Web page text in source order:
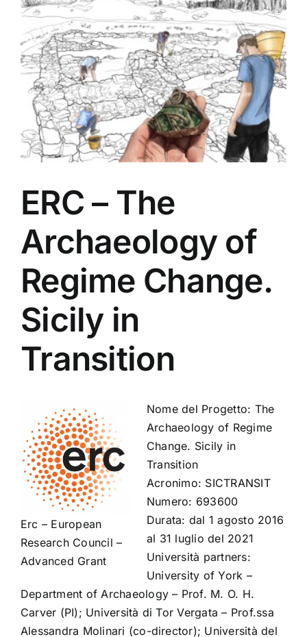
ERC – The
Archaeology of
Regime Change.
Sicily in
Transition
Erc – European
Research Council –
Advanced Grant
Nome del Progetto: The
Archaeology of Regime
Change. Sicily in
Transition
Acronimo: SICTRANSIT
Numero: 693600
Durata: dal 1 agosto 2016
al 31 luglio del 2021
Università partners:
University of York –
Department of Archaeology – Prof. M. O. H.
Carver (PI); Università di Tor Vergata – Prof.ssa
Alessandra Molinari (co-director); Università del